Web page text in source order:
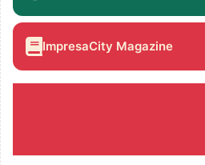
ImpresaCity Magazine